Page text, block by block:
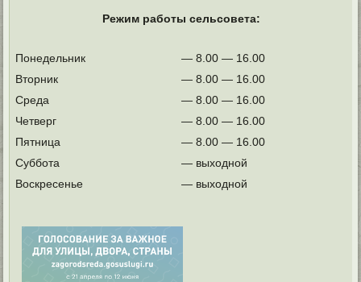
Режим работы сельсовета:
Понедельник
— 8.00 — 16.00
Вторник
— 8.00 — 16.00
Среда
— 8.00 — 16.00
Четверг
— 8.00 — 16.00
Пятница
— 8.00 — 16.00
Суббота
— выходной
Воскресенье
— выходной